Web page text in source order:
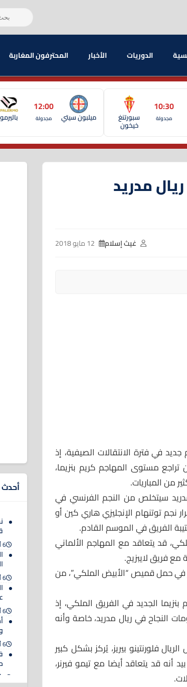
الدوريات الأخبار المحترفون المغاربة
10:30
مجدولة سبورتنغ
خيخون
ميلبون سيتي
12:00
مجدولة باليرمو
مدريد
غيث إسلام
في فترة الانتقالات الصيفية، إذ
مستوى المهاجم كريم بنزيما،
من المباريات.
سيتخلص من النجم الفرنسي في
نجم توتنهام الإنجليزي هاري كين أو
الفريق في الموسم القادم.
قد يتعاقد مع المهاجم الألماني
في حمل قميص “الأبيض الملكي”، من
الجديد في الفريق الملكي، إذ
النجاح في ريال مدريد، خاصة وأنه
فلورنتينو بيريز، يُركز بشكل كبير
أنه قد يتعاقد أيضا مع تيمو فيرنر،
أحدث
6 أغسطس 2026
6 أغسطس 2026
6 أغسطس 2026
6 أغسطس 2026